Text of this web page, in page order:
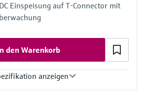
Einspeisung auf T-Connector mit
den Warenkorb
anzeigen